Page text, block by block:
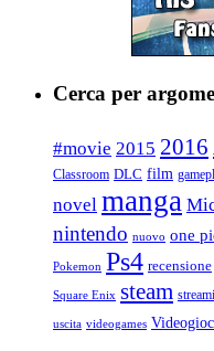
Cerca per
#movie 2015 2016
Classroom DLC film
novel manga
nintendo nuovo one
Pokemon Ps4 recensione
Square Enix steam
uscita videogames